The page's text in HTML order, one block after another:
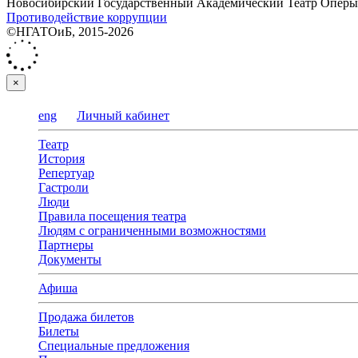
Новосибирский Государственный Академический Театр Оперы
Противодействие коррупции
©НГАТОиБ, 2015-2026
×
eng Личный кабинет
Театр
История
Репертуар
Гастроли
Люди
Правила посещения театра
Людям с ограниченными возможностями
Партнеры
Документы
Афиша
Продажа билетов
Билеты
Специальные предложения